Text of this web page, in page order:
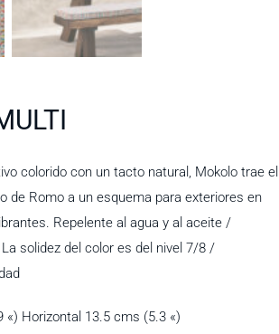
colorido con un tacto natural, Mokolo trae el
de Romo a un esquema para exteriores en
Repelente al agua y al aceite /
solidez del color es del nivel 7/8 /
«) Horizontal 13.5 cms (5.3 «)